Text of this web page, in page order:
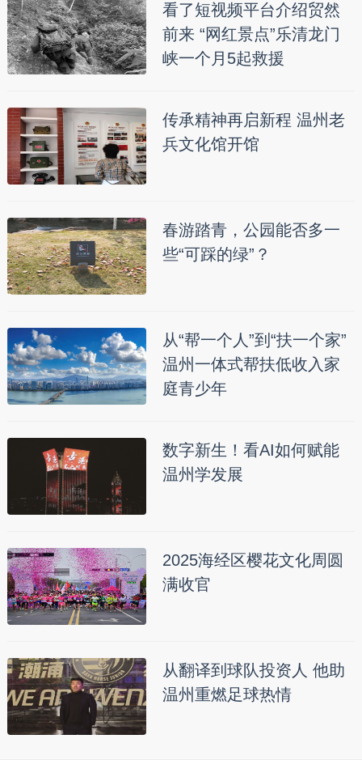
看了短视频平台介绍贸然
前来 “网红景点”乐清龙门
峡一个月5起救援
传承精神再启新程 温州老
兵文化馆开馆
春游踏青，公园能否多一
些“可踩的绿”？
从“帮一个人”到“扶一个家”
温州一体式帮扶低收入家
庭青少年
数字新生！看AI如何赋能
温州学发展
2025海经区樱花文化周圆
满收官
从翻译到球队投资人 他助
温州重燃足球热情